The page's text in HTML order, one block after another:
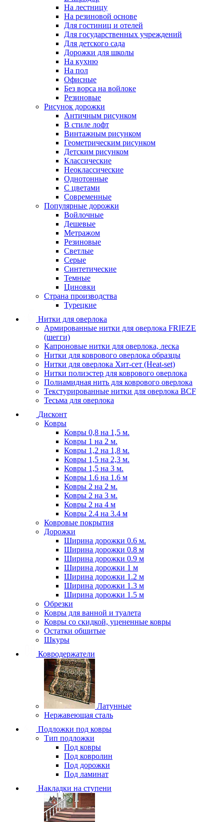
На лестницу
На резиновой основе
Для гостиниц и отелей
Для государственных учреждений
Для детского сада
Дорожки для школы
На кухню
На пол
Офисные
Без ворса на войлоке
Резиновые
Рисунок дорожки
Античным рисунком
В стиле лофт
Винтажным рисунком
Геометрическим рисунком
Детским рисунком
Классические
Неоклассические
Однотонные
С цветами
Современные
Популярные дорожки
Войлочные
Дешевые
Метражом
Резиновые
Светлые
Серые
Синтетические
Темные
Циновки
Страна производства
Турецкие
Нитки для оверлока
Армированные нитки для оверлока FRIEZE
(шегги)
Капроновые нитки для оверлока, леска
Нитки для коврового оверлока образцы
Нитки для оверлока Хит-сет (Heat-set)
Нитки полиэстер для коврового оверлока
Полиамидная нить для коврового оверлока
Текстурированные нитки для оверлока BCF
Тесьма для оверлока
Дисконт
Ковры
Ковры 0,8 на 1,5 м.
Ковры 1 на 2 м.
Ковры 1,2 на 1,8 м.
Ковры 1,5 на 2,3 м.
Ковры 1,5 на 3 м.
Ковры 1.6 на 1.6 м
Ковры 2 на 2 м.
Ковры 2 на 3 м.
Ковры 2 на 4 м
Ковры 2.4 на 3.4 м
Ковровые покрытия
Дорожки
Ширина дорожки 0.6 м.
Ширина дорожки 0.8 м
Ширина дорожки 0.9 м
Ширина дорожки 1 м
Ширина дорожки 1.2 м
Ширина дорожки 1.3 м
Ширина дорожки 1.5 м
Обрезки
Ковры для ванной и туалета
Ковры со скидкой, уцененные ковры
Остатки обшитые
Шкуры
Ковродержатели
Латунные
Нержавеющая сталь
Подложки под ковры
Тип подложки
Под ковры
Под ковролин
Под дорожки
Под ламинат
Накладки на ступени